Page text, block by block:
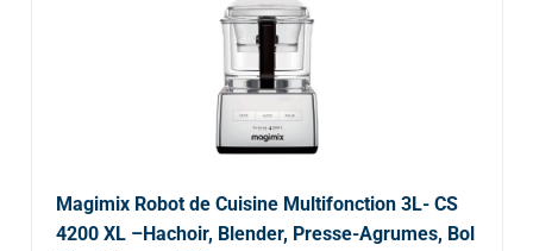
Magimix Robot de Cuisine Multifonction 3L- CS
4200 XL –Hachoir, Blender, Presse-Agrumes, Bol